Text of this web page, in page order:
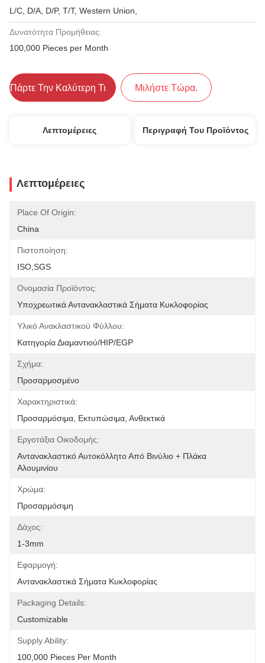
L/C, D/A, D/P, T/T, Western Union,
Δυνατότητα Προμήθειας:
100,000 Pieces per Month
Πάρτε Την Καλύτερη Τιμή Μιλήστε Τώρα.
Λεπτομέρειες Περιγραφή Του Προϊόντος
Λεπτομέρειες
Place Of Origin:
China
Πιστοποίηση:
ISO,SGS
Ονομασία Προϊόντος:
Υποχρεωτικά Αντανακλαστικά Σήματα Κυκλοφορίας
Υλικό Ανακλαστικού Φύλλου:
Κατηγορία Διαμαντιού/HIP/EGP
Σχήμα:
Προσαρμοσμένο
Χαρακτηριστικά:
Προσαρμόσιμα, Εκτυπώσιμα, Ανθεκτικά
Εργοτάξια Οικοδομής:
Αντανακλαστικό Αυτοκόλλητο Από Βινύλιο + Πλάκα
Αλουμινίου
Χρώμα:
Προσαρμόσιμη
Δάχος:
1-3mm
Εφαρμογή:
Αντανακλαστικά Σήματα Κυκλοφορίας
Packaging Details:
Customizable
Supply Ability:
100,000 Pieces Per Month